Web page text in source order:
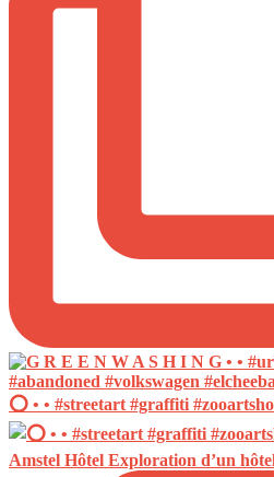
⭕️ • • #streetart #graffiti
Amstel Hôtel Exploration d’un